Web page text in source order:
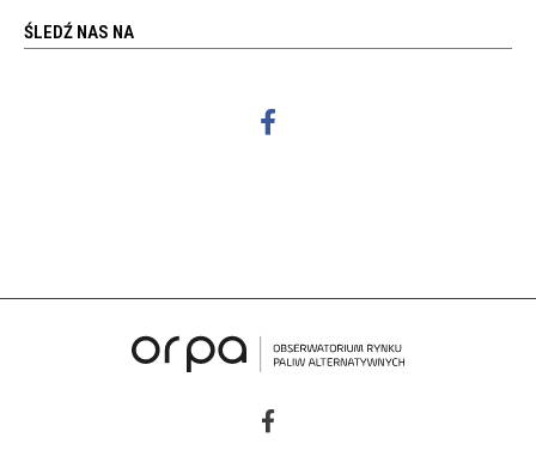
ŚLEDŹ NAS NA